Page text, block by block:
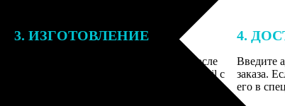
3. ИЗГОТОВЛЕНИЕ
Оплатите заказ банковской картой. После
оплаты получите подтверждение на email с
4.
Введите
заказа.
его в